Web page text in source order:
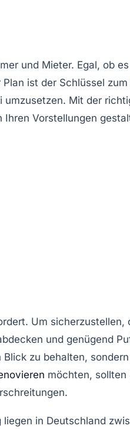
und Mieter. Egal, ob
ist der Schlüssel
Mit der
Vorstellungen
Um sicherzustellen,
und genügend
zu behalten,
möchten, sollten
in Deutschland